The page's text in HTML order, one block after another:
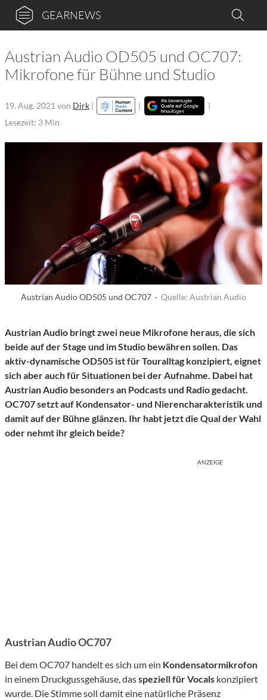
GEARNEWS
Austrian Audio OD505 und OC707:
Mikrofone für Bühne und Studio
19. Aug. 2021 von Dirk | |
|
Lesezeit: 3 Min
Austrian Audio OD505 und OC707 · Quelle: Austrian Audio
Austrian Audio bringt zwei neue Mikrofone heraus, die sich
beide auf der Stage und im Studio bewähren sollen. Das
aktiv-dynamische OD505 ist für Touralltag konzipiert, eignet
sich aber auch für Situationen bei der Aufnahme. Dabei hat
Austrian Audio besonders an Podcasts und Radio gedacht.
OC707setzt auf Kondensator- und Nierencharakteristik und
damit auf der Bühne glänzen. Ihr habt jetzt die Qual der Wahl
oder nehmt ihr gleich beide?
ANZEIGE
Austrian Audio OC707
Bei dem OC707 handelt es sich um ein Kondensatormikrofon
in einem Druckgussgehäuse, dasspeziell für Vocals konzipiert
wurde. Die Stimme soll damit eine natürliche Präsenz